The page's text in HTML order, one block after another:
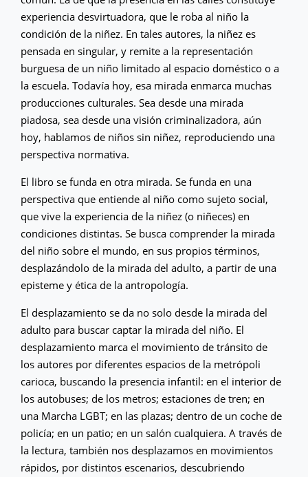
experiencia desvirtuadora, que le roba al niño la
condición de la niñez. En tales autores, la niñez es
pensada en singular, y remite a la representación
burguesa de un niño limitado al espacio doméstico o a
la escuela. Todavía hoy, esa mirada enmarca muchas
producciones culturales. Sea desde una mirada
piadosa, sea desde una visión criminalizadora, aún
hoy, hablamos de niños sin niñez, reproduciendo una
perspectiva normativa.
El libro se funda en otra mirada. Se funda en una
perspectiva que entiende al niño como sujeto social,
que vive la experiencia de la niñez (o niñeces) en
condiciones distintas. Se busca comprender la mirada
del niño sobre el mundo, en sus propios términos,
desplazándolo de la mirada del adulto, a partir de una
episteme y ética de la antropología.
El desplazamiento se da no solo desde la mirada del
adulto para buscar captar la mirada del niño. El
desplazamiento marca el movimiento de tránsito de
los autores por diferentes espacios de la metrópoli
carioca, buscando la presencia infantil: en el interior de
los autobuses; de los metros; estaciones de tren; en
una Marcha LGBT; en las plazas; dentro de un coche de
policía; en un patio; en un salón cualquiera. A través de
la lectura, también nos desplazamos en movimientos
rápidos, por distintos escenarios, descubriendo